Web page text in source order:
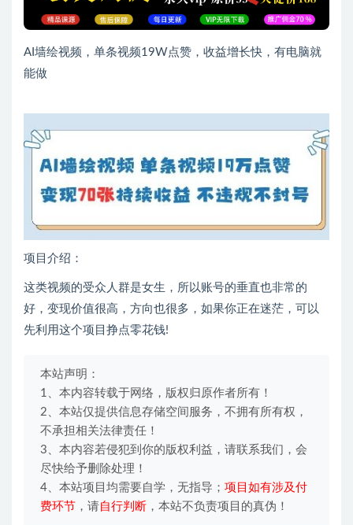
AI墙绘视频，单条视频19W点赞，收益增长快，有电脑就
能做
项目介绍：
这类视频的受众人群是女生，所以账号的垂直也非常的
好，变现价值很高，方向也很多，如果你正在迷茫，可以
先利用这个项目挣点零花钱!
本站声明：
1、本内容转载于网络，版权归原作者所有！
2、本站仅提供信息存储空间服务，不拥有所有权，
不承担相关法律责任！
3、本内容若侵犯到你的版权利益，请联系我们，会
尽快给予删除处理！
4、本站项目均需要自学，无指导； 项目如有涉及付
费环节 ，请自行判断 ，本站不负责项目的真伪！